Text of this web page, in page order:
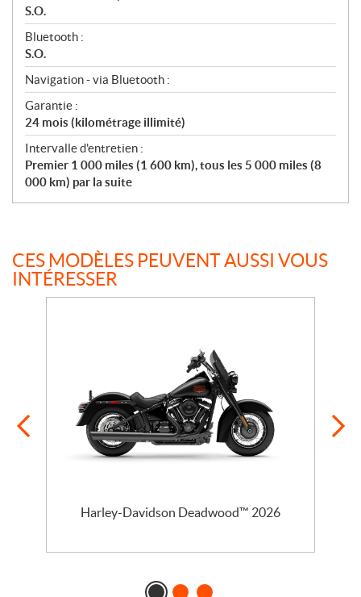
S.O.
Bluetooth :
S.O.
Navigation - via Bluetooth :
Garantie :
24 mois (kilométrage illimité)
Intervalle d'entretien :
Premier 1 000 miles (1 600 km), tous les 5 000 miles (8
000 km) par la suite
CES MODÈLES PEUVENT AUSSI VOUS
INTÉRESSER
Harley-Davidson Deadwood™ 2026